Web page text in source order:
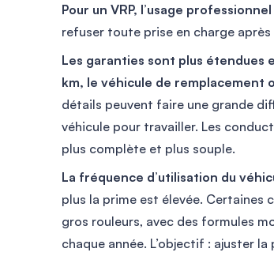
Pour un VRP, l’usage
refuser toute prise en charge
Les garanties sont plus étendues
km, le véhicule de remplacement
détails peuvent faire une grande
véhicule pour travailler. Les
plus complète et plus souple.
La fréquence d’utilisation du
plus la prime est élevée. Certaines
gros rouleurs, avec des formules
chaque année. L’objectif : ajuster